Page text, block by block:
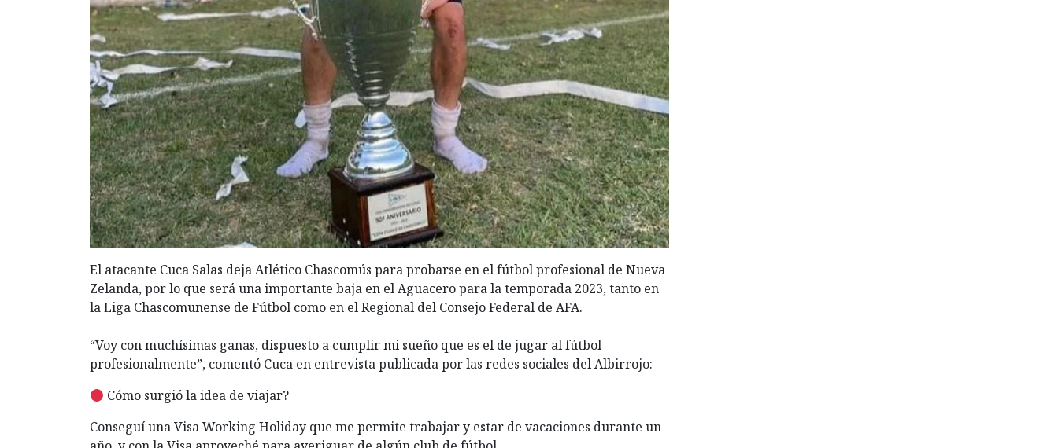
El atacante Cuca Salas deja Atlético Chascomús para probarse en el fútbol profesional de Nueva
Zelanda, por lo que será una importante baja en el Aguacero para la temporada 2023, tanto en
la Liga Chascomunense de Fútbol como en el Regional del Consejo Federal de AFA.
“Voy con muchísimas ganas, dispuesto a cumplir mi sueño que es el de jugar al fútbol
profesionalmente”, comentó Cuca en entrevista publicada por las redes sociales del Albirrojo:
Cómo surgió la idea de viajar?
Conseguí una Visa Working Holiday que me permite trabajar y estar de vacaciones durante un